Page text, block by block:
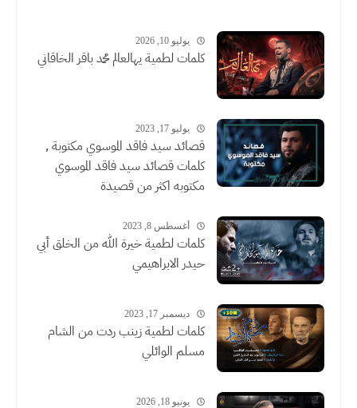
يوليو 10, 2026
كلمات لطمية يهالعالم محمد باقر الخاقاني
يوليو 17, 2023
قصائد سيد فاقد الموسوي مكتوبة ,
كلمات قصائد سيد فاقد الموسوي
مكتوبه اكثر من قصيدة
أغسطس 8, 2023
كلمات لطمية خيرة الله من الخلق أبي
حيدر الابراهيمي
ديسمبر 17, 2023
كلمات لطمية زينب ردت من الشام
مسلم الوائلي
يونيو 18, 2026